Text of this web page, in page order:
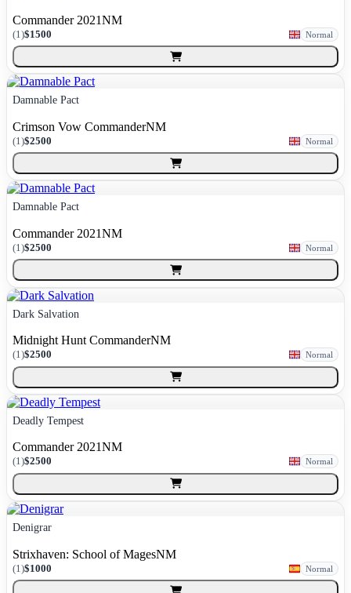
Commander 2021NM
(1)$1500 Normal
Damnable Pact
Crimson Vow CommanderNM
(1)$2500 Normal
Damnable Pact
Commander 2021NM
(1)$2500 Normal
Dark Salvation
Midnight Hunt CommanderNM
(1)$2500 Normal
Deadly Tempest
Commander 2021NM
(1)$2500 Normal
Denigrar
Strixhaven: School of MagesNM
(1)$1000 Normal